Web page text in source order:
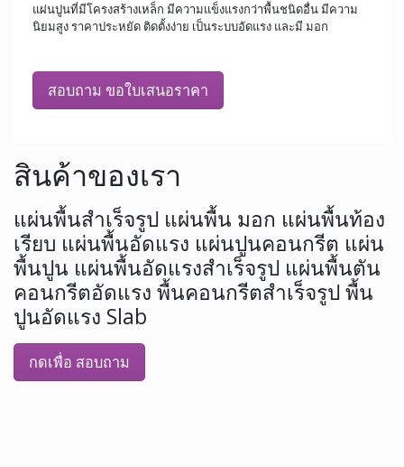
แผ่นปูนที่มีโครงสร้างเหล็ก มีความแข็งแรงกว่าพื้นชนิดอื่น มีความ
นิยมสูง ราคาประหยัด ติดตั้งง่าย เป็นระบบอัดแรง และมี มอก
สอบถาม ขอใบเสนอราคา
สินค้าของเรา
แผ่นพื้นสำเร็จรูป แผ่นพื้น มอก แผ่นพื้นท้อง
เรียบ แผ่นพื้นอัดแรง แผ่นปูนคอนกรีต แผ่น
พื้นปูน แผ่นพื้นอัดแรงสำเร็จรูป แผ่นพื้นตัน
คอนกรีตอัดแรง พื้นคอนกรีตสำเร็จรูป พื้น
ปูนอัดแรง Slab
กดเพื่อ สอบถาม